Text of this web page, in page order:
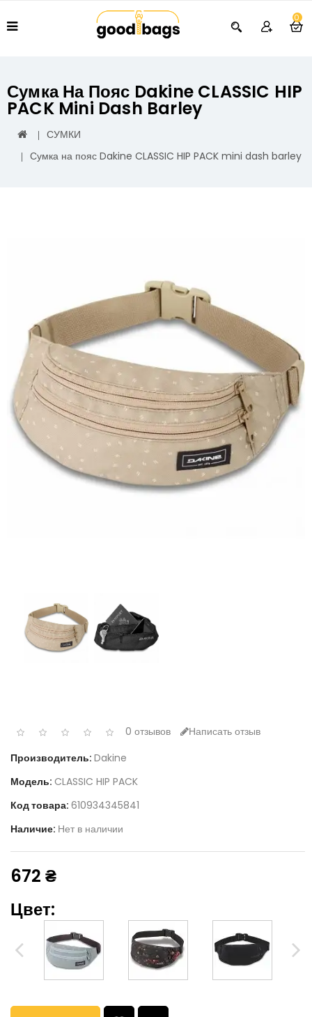
0
Сумка На Пояс Dakine CLASSIC HIP
PACK Mini Dash Barley
СУМКИ
Сумка на пояс Dakine CLASSIC HIP PACK mini dash barley
0 отзывов
Написать отзыв
Производитель: Dakine
Модель: CLASSIC HIP PACK
Код товара: 610934345841
Наличие: Нет в наличии
672 ₴
Цвет: